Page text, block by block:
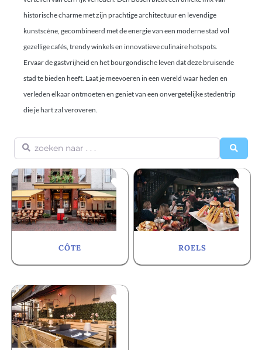
historische charme met zijn prachtige architectuur en levendige
kunstscène, gecombineerd met de energie van een moderne stad vol
gezellige cafés, trendy winkels en innovatieve culinaire hotspots.
Ervaar de gastvrijheid en het bourgondische leven dat deze bruisende
stad te bieden heeft. Laat je meevoeren in een wereld waar heden en
verleden elkaar ontmoeten en geniet van een onvergetelijke stedentrip
die je hart zal veroveren.
zoeken naar . . .
Favorite
CÔTE ROELS